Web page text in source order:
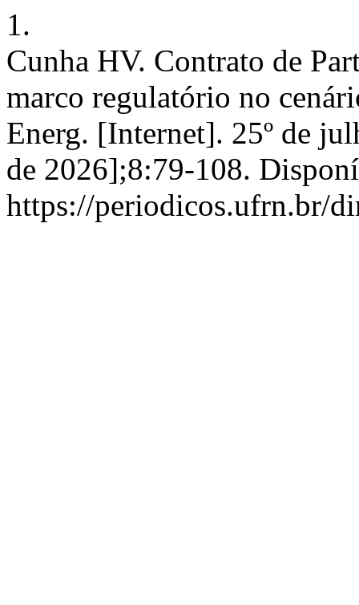
1.
Cunha HV. Contrato de
marco regulatório no
Energ. [Internet]. 25º de
de 2026];8:79-108.
https://periodicos.ufrn.br/